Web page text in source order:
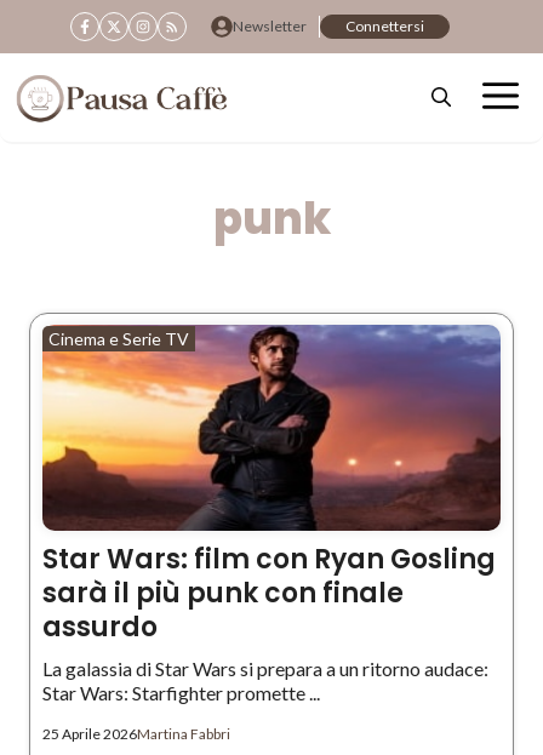
al
contenuto
Newsletter Connettersi
punk
Cinema e Serie TV
Star Wars: film con Ryan Gosling
sarà il più punk con finale
assurdo
La galassia di Star Wars si prepara a un ritorno audace:
Star Wars: Starfighter promette ...
25 Aprile 2026Martina Fabbri